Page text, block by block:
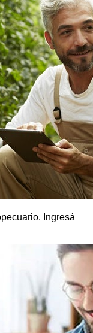
Ingresá